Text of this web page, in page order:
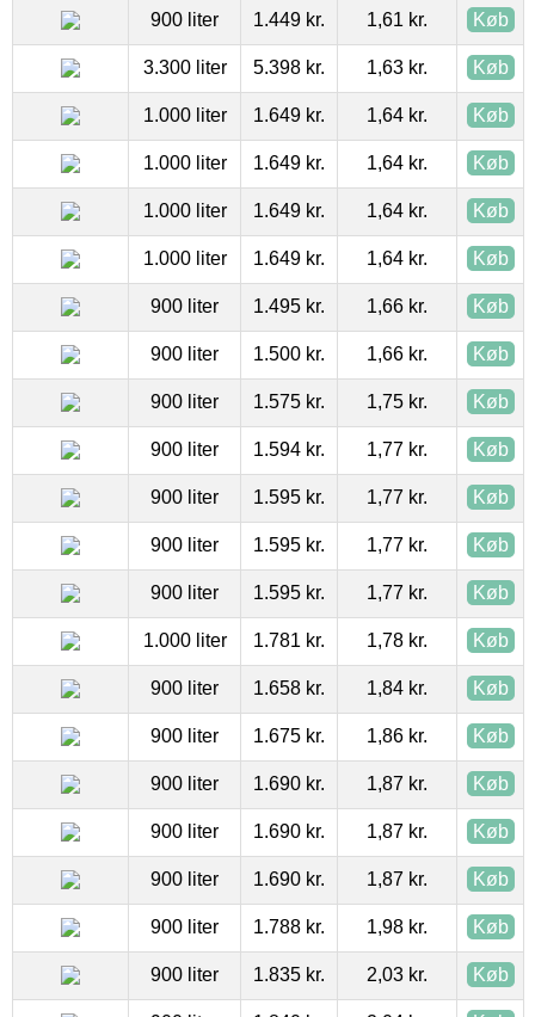
900 liter 1.449 kr. 1,61 kr. Køb
3.300 liter 5.398 kr. 1,63 kr. Køb
1.000 liter 1.649 kr. 1,64 kr. Køb
1.000 liter 1.649 kr. 1,64 kr. Køb
1.000 liter 1.649 kr. 1,64 kr. Køb
1.000 liter 1.649 kr. 1,64 kr. Køb
900 liter 1.495 kr. 1,66 kr. Køb
900 liter 1.500 kr. 1,66 kr. Køb
900 liter 1.575 kr. 1,75 kr. Køb
900 liter 1.594 kr. 1,77 kr. Køb
900 liter 1.595 kr. 1,77 kr. Køb
900 liter 1.595 kr. 1,77 kr. Køb
900 liter 1.595 kr. 1,77 kr. Køb
1.000 liter 1.781 kr. 1,78 kr. Køb
900 liter 1.658 kr. 1,84 kr. Køb
900 liter 1.675 kr. 1,86 kr. Køb
900 liter 1.690 kr. 1,87 kr. Køb
900 liter 1.690 kr. 1,87 kr. Køb
900 liter 1.690 kr. 1,87 kr. Køb
900 liter 1.788 kr. 1,98 kr. Køb
900 liter 1.835 kr. 2,03 kr. Køb